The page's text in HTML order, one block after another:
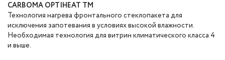
CARBOMA OPTIHEAT TM
Технология нагрева фронтального стеклопакета для
исключения запотевания в условиях высокой влажности.
Необходимая технология для витрин климатического класса 4
и выше.